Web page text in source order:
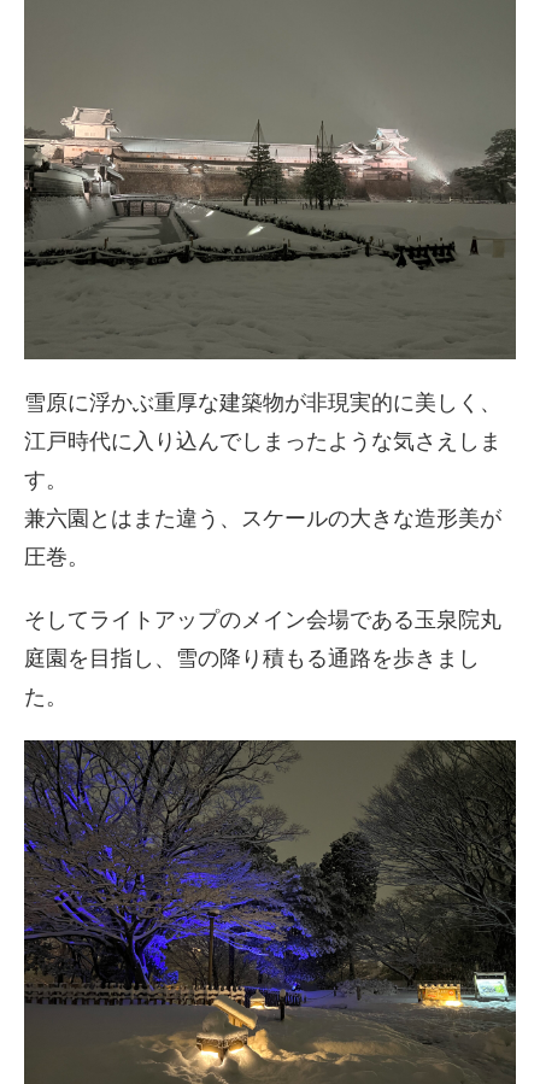
雪原に浮かぶ重厚な建築物が非現実的に美しく、
江戸時代に入り込んでしまったような気さえしま
す。
兼六園とはまた違う、スケールの大きな造形美が
圧巻。
そしてライトアップのメイン会場である玉泉院丸
庭園を目指し、雪の降り積もる通路を歩きまし
た。